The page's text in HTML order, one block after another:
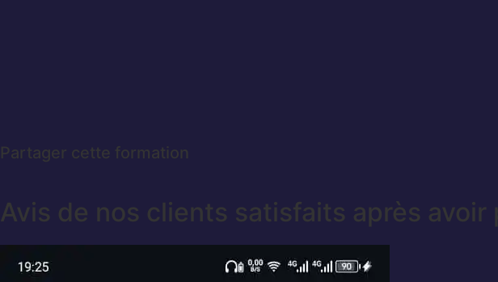
Partager cette formation
Avis de nos clients satisfaits après